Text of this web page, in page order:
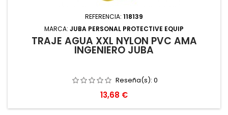
REFERENCIA: 118139
MARCA: JUBA PERSONAL PROTECTIVE EQUIP
TRAJE AGUA XXL NYLON PVC AMA
INGENIERO JUBA
Reseña(s): 0
Precio
13,68 €